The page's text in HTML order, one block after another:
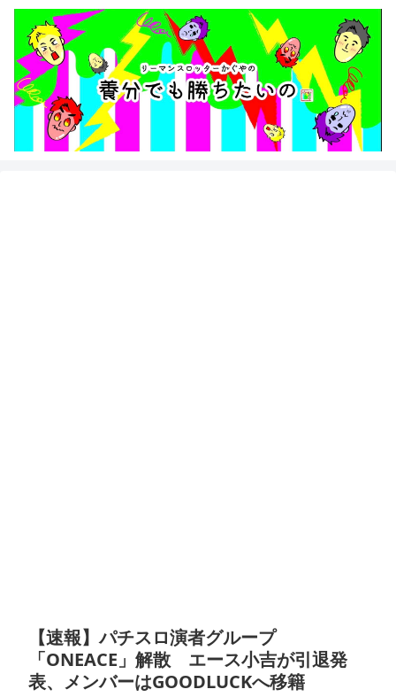
【速報】パチスロ演者グループ
「ONEACE」解散 エース小吉が引退発
表、メンバーはGOODLUCKへ移籍